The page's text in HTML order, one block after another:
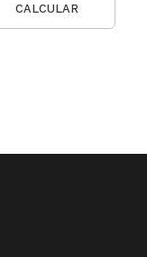
CALCULAR